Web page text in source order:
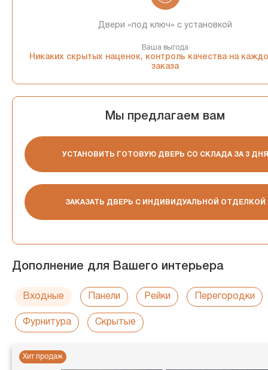
Двери «под ключ» с установкой
Ваша выгода
Никаких скрытых наценок, контроль качества на
заказа
Мы предлагаем вам
УСТАНОВИТЬ ГОТОВУЮ ДВЕРЬ СО СКЛАДА ЗА 3 ДНЯ
ЗАКАЗАТЬ ДВЕРЬ С ИНДИВИДУАЛЬНОЙ ОТДЕЛКОЙ
Дополнение для Вашего интерьера
Входные Панели Рейки Перегородки
Фурнитура Скрытые
Хит продаж